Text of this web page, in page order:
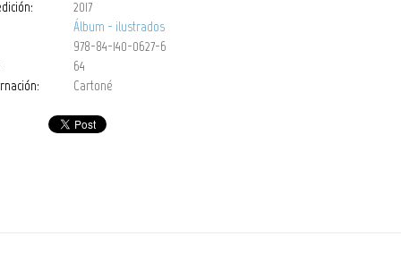
2017
Álbum - ilustrados
978-84-140-0627-6
64
Cartoné